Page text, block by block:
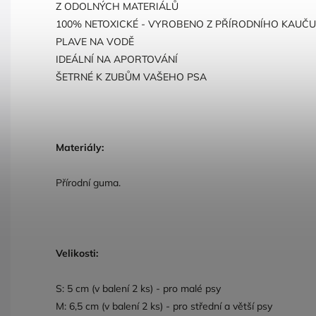
Z ODOLNÝCH MATERIÁLŮ
100% NETOXICKÉ - VYROBENO Z PŘÍRODNÍHO
PLAVE NA VODĚ
IDEÁLNÍ NA APORTOVÁNÍ
ŠETRNÉ K ZUBŮM VAŠEHO PSA
Materiály:
Přírodní guma.
Velikosti:
S: 5 cm (v balení 2 ks) - pro malé psy
M: 6,5 cm (v balení 2 ks) - pro střední a větší psy